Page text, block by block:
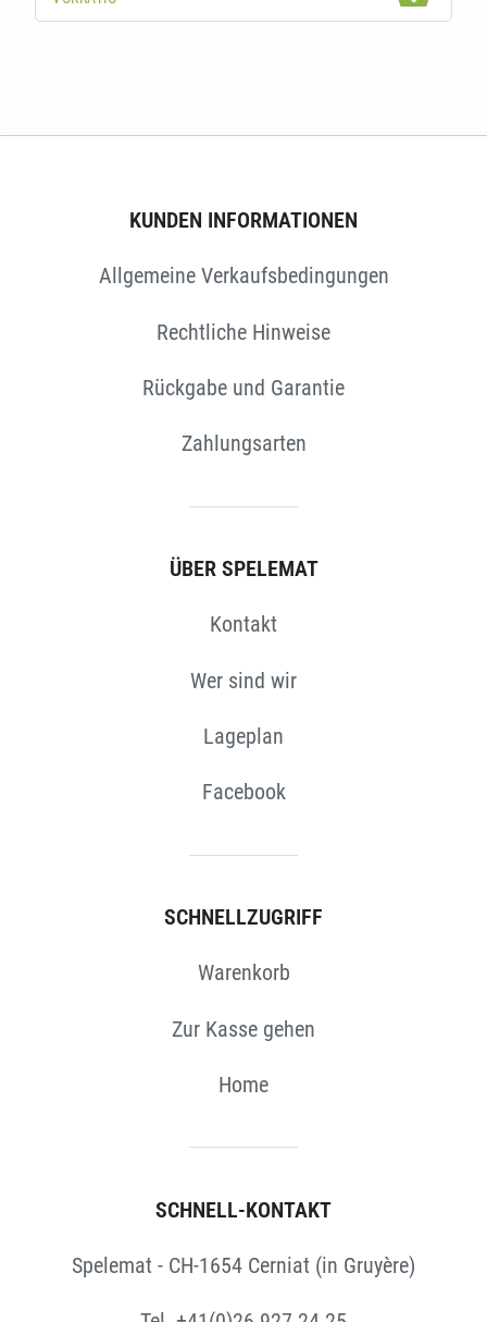
KUNDEN INFORMATIONEN
Allgemeine Verkaufsbedingungen
Rechtliche Hinweise
Rückgabe und Garantie
Zahlungsarten
ÜBER SPELEMAT
Kontakt
Wer sind wir
Lageplan
Facebook
SCHNELLZUGRIFF
Warenkorb
Zur Kasse gehen
Home
SCHNELL-KONTAKT
Spelemat - CH-1654 Cerniat (in Gruyère)